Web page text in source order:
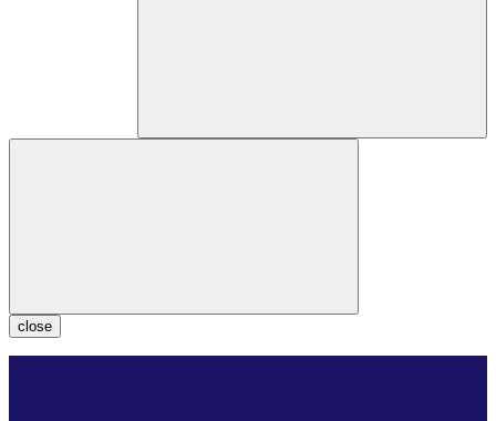
close